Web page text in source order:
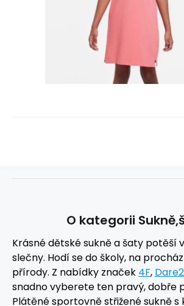
O kategorii
Krásné dětské sukně a šaty potěší
slečny. Hodí se do školy, na
přírody. Z nabídky značek 4F,
snadno vyberete ten pravý, dobře
Plátěné sportovně střižené sukně s